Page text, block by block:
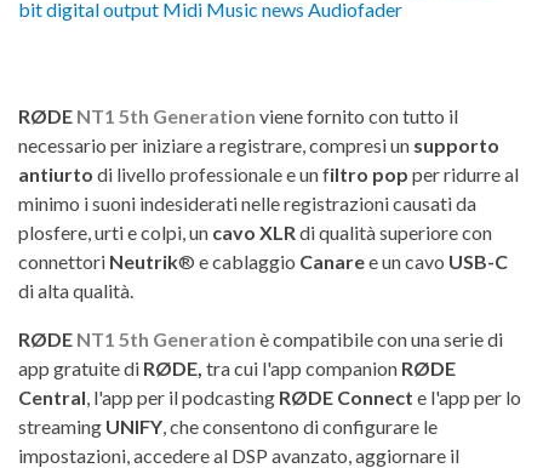
RØDE NT1 5th Generation viene fornito con tutto il
necessario per iniziare a registrare, compresi un supporto
antiurto di livello professionale e un filtro pop per ridurre al
minimo i suoni indesiderati nelle registrazioni causati da
plosfere, urti e colpi, un cavo XLR di qualità superiore con
connettori Neutrik® e cablaggio Canaree un cavo USB-C
di alta qualità.
RØDE NT1 5th Generation è compatibile con una serie di
app gratuite di RØDE, tra cui l'app companion RØDE
Central, l'app per il podcasting RØDE Connect e l'app per lo
streaming UNIFY, che consentono di configurare le
impostazioni, accedere al DSP avanzato, aggiornare il